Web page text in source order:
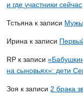
и где участники сейчас
Тстьяна к записи
Ирина к записи
RP к записи
на сыновьях»: дети
Зоя к записи2 брака